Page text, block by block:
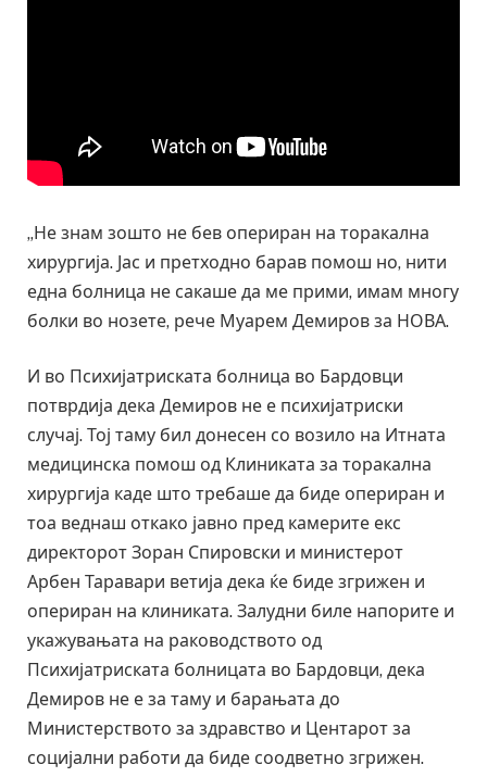
„Не знам зошто не бев опериран на торакална
хирургија. Јас и претходно барав помош но, нити
една болница не сакаше да ме прими, имам многу
болки во нозете, рече Муарем Демиров за НОВА.
И во Психијатриската болница во Бардовци
потврдија дека Демиров не е психијатриски
случај. Тој таму бил донесен со возило на Итната
медицинска помош од Клиниката за торакална
хирургија каде што требаше да биде опериран и
тоа веднаш откако јавно пред камерите екс
директорот Зоран Спировски и министерот
Арбен Таравари ветија дека ќе биде згрижен и
опериран на клиниката. Залудни биле напорите и
укажувањата на раководството од
Психијатриската болницата во Бардовци, дека
Демиров не е за таму и барањата до
Министерството за здравство и Центарот за
социјални работи да биде соодветно згрижен.